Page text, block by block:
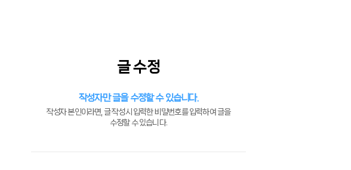
글 수정
작성자만 글을 수정할 수 있습니다.
작성자 본인이라면, 글 작성시 입력한 비밀번호를 입력하여 글을
수정할 수 있습니다.